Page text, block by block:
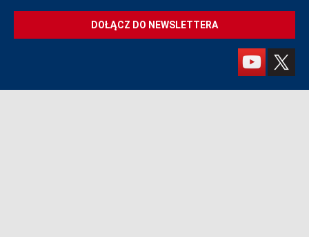
DOŁĄCZ DO NEWSLETTERA